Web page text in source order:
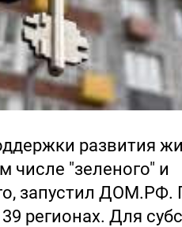
развития
числе "зеленого" и
запустил ДОМ.РФ.
регионах. Для